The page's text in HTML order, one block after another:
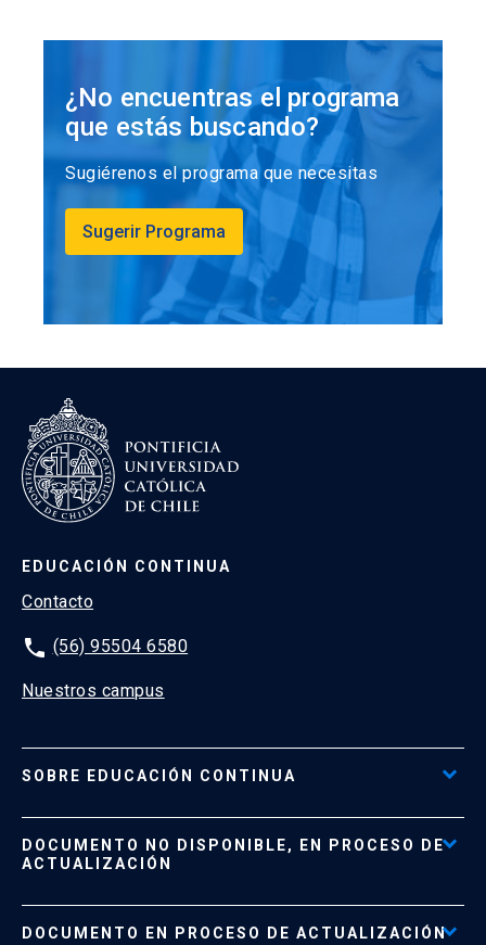
¿No encuentras el programa
que estás buscando?
Sugiérenos el programa que necesitas
Sugerir Programa
EDUCACIÓN CONTINUA
Contacto
phone (56) 95504 6580
Nuestros campus
SOBRE EDUCACIÓN CONTINUA
Formas de Pago
Políticas de Retiro, Devolución e Información Importante
DOCUMENTO NO DISPONIBLE, EN PROCESO DE
ACTUALIZACIÓN
Documento No Disponible file_download
DOCUMENTO EN PROCESO DE ACTUALIZACIÓN